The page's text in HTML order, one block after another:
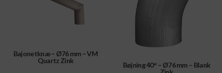
Bajonetknæ – Ø76 mm – VM
Quartz Zink
Bøjning 40° – Ø76 mm – Blank